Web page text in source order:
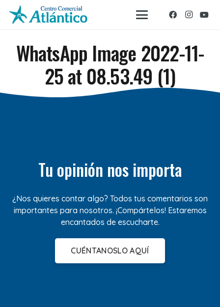
WhatsApp Image 2022-11-
25 at 08.53.49 (1)
Tu opinión nos importa
¿Nos quieres contar algo? Todos tus comentarios son
importantes para nosotros. ¡Compártelos! Estaremos
encantados de escucharte.
CUÉNTANOSLO AQUÍ